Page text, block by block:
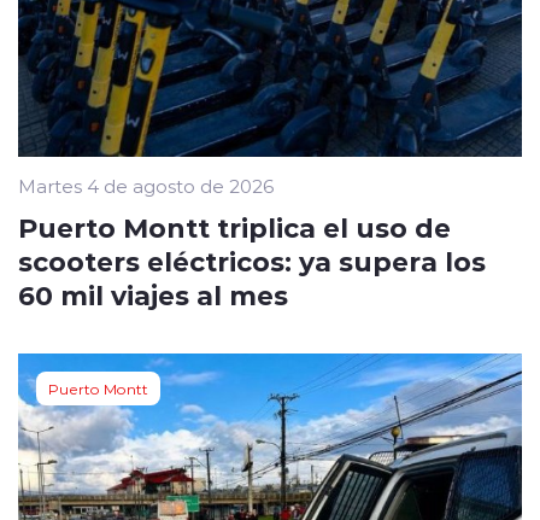
Martes 4 de agosto de 2026
Puerto Montt triplica el uso de
scooters eléctricos: ya supera los
60 mil viajes al mes
Puerto Montt